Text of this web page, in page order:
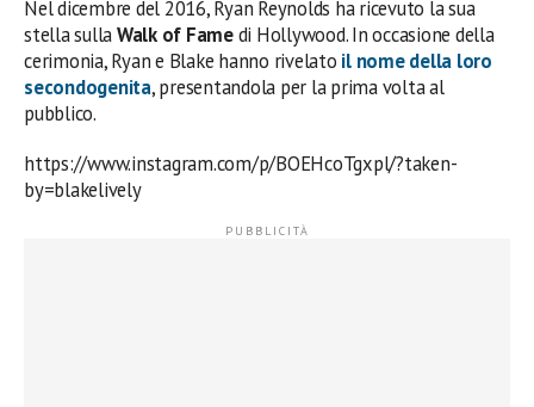
Nel dicembre del 2016, Ryan Reynolds ha ricevuto la sua
stella sullaWalk of Famedi Hollywood. In occasione della
cerimonia, Ryan e Blake hanno rivelato il nome della loro
secondogenita, presentandola per la prima volta al
pubblico.
https://www.instagram.com/p/BOEHcoTgxpl/?taken-
by=blakelively